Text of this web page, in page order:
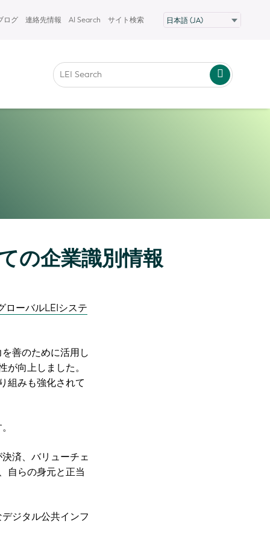
ログ 連絡先情報 AI Search サイト検索
の企業識別情報
ローバルLEIシステ
善のために活用し
向上しました。
組みも強化されて
済、バリューチェ
自らの身元と正当
ジタル公共インフ